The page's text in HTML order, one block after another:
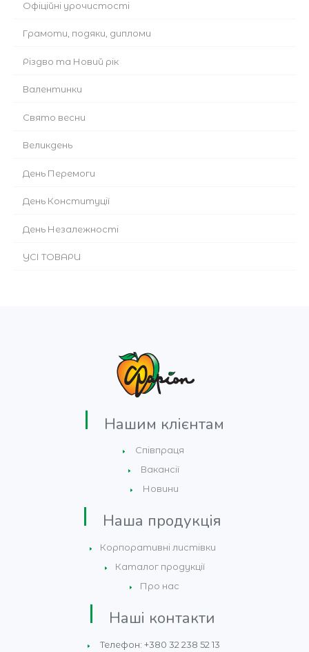
Офіційні урочистості
Грамоти, подяки, дипломи
Різдво та Новий рік
Валентинки
Cвято весни
Великдень
День Перемоги
День Конституції
День Незалежності
УСІ ТОВАРИ
Нашим клієнтам
Співпраця
Вакансії
Новини
Наша продукція
Корпоративні листівки
Каталог продукції
Про нас
Наші контакти
Телефон: +380 32 238 52 13